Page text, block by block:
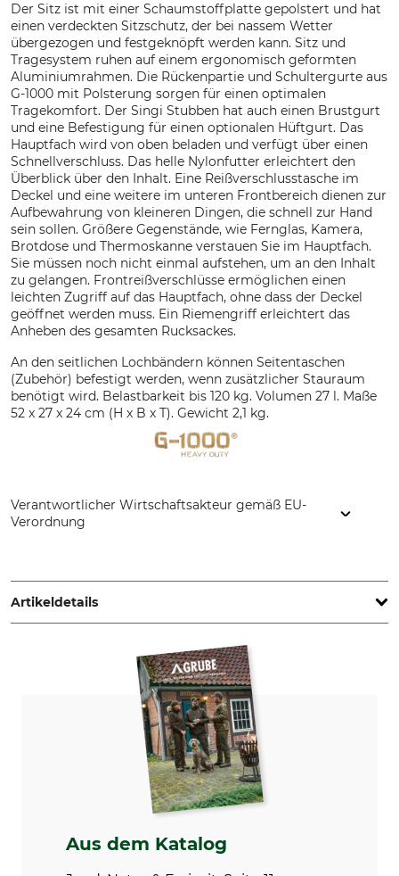
Der Sitz ist mit einer Schaumstoffplatte gepolstert und hat
einen verdeckten Sitzschutz, der bei nassem Wetter
übergezogen und festgeknöpft werden kann. Sitz und
Tragesystem ruhen auf einem ergonomisch geformten
Aluminiumrahmen. Die Rückenpartie und Schultergurte aus
G-1000 mit Polsterung sorgen für einen optimalen
Tragekomfort. Der Singi Stubben hat auch einen Brustgurt
und eine Befestigung für einen optionalen Hüftgurt. Das
Hauptfach wird von oben beladen und verfügt über einen
Schnellverschluss. Das helle Nylonfutter erleichtert den
Überblick über den Inhalt. Eine Reißverschlusstasche im
Deckel und eine weitere im unteren Frontbereich dienen zur
Aufbewahrung von kleineren Dingen, die schnell zur Hand
sein sollen. Größere Gegenstände, wie Fernglas, Kamera,
Brotdose und Thermoskanne verstauen Sie im Hauptfach.
Sie müssen noch nicht einmal aufstehen, um an den Inhalt
zu gelangen. Frontreißverschlüsse ermöglichen einen
leichten Zugriff auf das Hauptfach, ohne dass der Deckel
geöffnet werden muss. Ein Riemengriff erleichtert das
Anheben des gesamten Rucksackes.
An den seitlichen Lochbändern können Seitentaschen
(Zubehör) befestigt werden, wenn zusätzlicher Stauraum
benötigt wird. Belastbarkeit bis 120 kg. Volumen 27 l. Maße
52 x 27 x 24 cm (H x B x T). Gewicht 2,1 kg.
Verantwortlicher Wirtschaftsakteur gemäß EU-
Verordnung
Sweden, www.fjallraven.com
Artikeldetails
Produkttyp
Sitzrucksack
Modellbezeichnung
Oberstoff
100% Polyamid
Nichttextile Teile tierischen
Ursprungs
Ja
Waschen
Nicht waschen
Nicht bleichen
Aus dem Katalog